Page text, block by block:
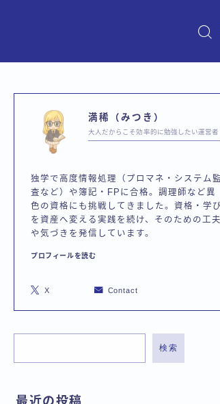
満稀（みつき）
大人だからこそ効率的に勉強したい運営者
独学で高度情報処理（プロマネ・システム監
査など）や簿記・FPに合格。調理師など異
色の資格にも挑戦してきました。資格・学び
を資産へ変える実践を続け、そのための工夫
や気づきを発信しています。
プロフィールを読む
X Contact
検索
最近の投稿